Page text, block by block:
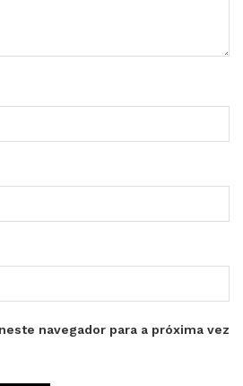
navegador para a próxima vez